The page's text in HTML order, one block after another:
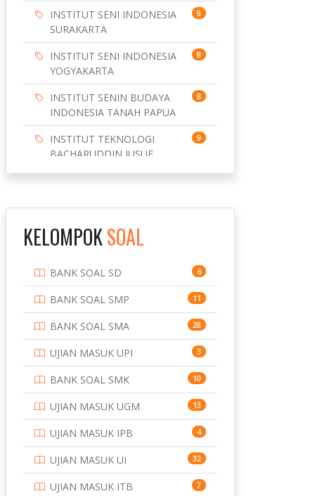
INSTITUT SENI INDONESIA
SURAKARTA
9
INSTITUT SENI INDONESIA
YOGYAKARTA
8
INSTITUT SENIN BUDAYA
INDONESIA TANAH PAPUA
8
INSTITUT TEKNOLOGI
BACHARUDDIN JUSUF
9
BANDUNG
INSTITUT TEKNOLOGI
INSTITUT TEKNOLOGI
SEPULUH NOVEMBER
10
INSTITUT TEKNOLOGI
SUMATERA
9
IPDN / STPDN 148
PENDIDIKAN 943
PERBANKAN 3
POLRI 169
POLTEK SSN 7
4
KELOMPOKSOAL
BANK SOAL SD 6
BANK SOAL SMP 11
BANK SOAL SMA 28
UJIAN MASUK UPI 3
BANK SOAL SMK 10
UJIAN MASUK UGM 13
UJIAN MASUK IPB 4
UJIAN MASUK UI 32
UJIAN MASUK ITB 7